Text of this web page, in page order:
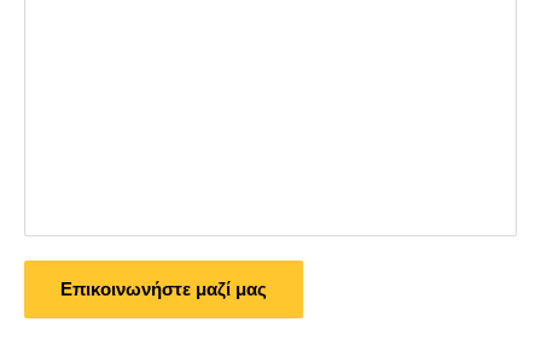
Επικοινωνήστε μαζί μας